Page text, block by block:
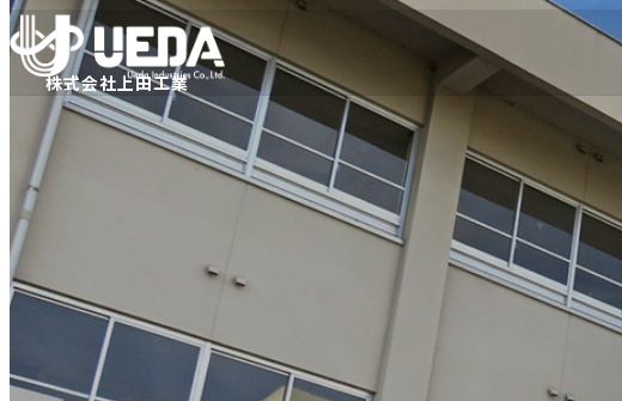
内
容
を
プ
株式会社上田工業